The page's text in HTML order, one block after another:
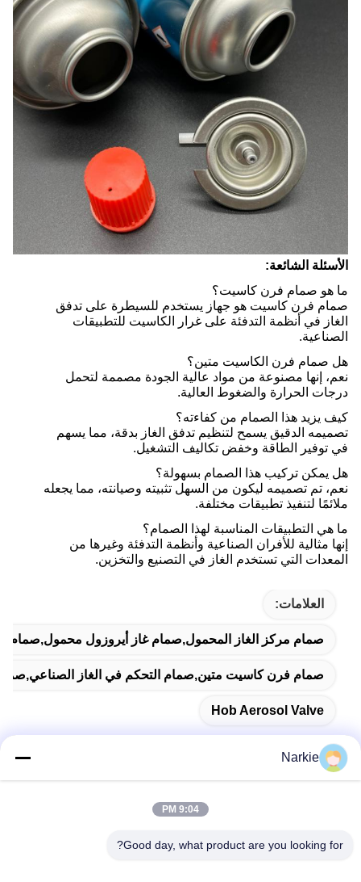
الأسئلة الشائعة:
ما هو صمام فرن كاسيت؟
صمام فرن كاسيت هو جهاز يستخدم للسيطرة على تدفق
الغاز في أنظمة التدفئة على غرار الكاسيت للتطبيقات
الصناعية.
هل صمام فرن الكاسيت متين؟
نعم، إنها مصنوعة من مواد عالية الجودة مصممة لتحمل
درجات الحرارة والضغوط العالية.
كيف يزيد هذا الصمام من كفاءته؟
تصميمه الدقيق يسمح لتنظيم تدفق الغاز بدقة، مما يسهم
في توفير الطاقة وخفض تكاليف التشغيل.
هل يمكن تركيب هذا الصمام بسهولة؟
نعم، تم تصميمه ليكون من السهل تثبيته وصيانته، مما يجعله
ملائمًا لتنفيذ تطبيقات مختلفة.
ما هي التطبيقات المناسبة لهذا الصمام؟
إنها مثالية للأفران الصناعية وأنظمة التدفئة وغيرها من
المعدات التي تستخدم الغاز في التصنيع والتخزين.
العلامات:
صمام مركز الغاز المحمول,صمام غاز أيروزول محمول,صمام
صمام فرن كاسيت متين,صمام التحكم في الغاز
Hob Aerosol Valve
عنوان
Narkie
9:04 PM
Good day, what product are you looking for?